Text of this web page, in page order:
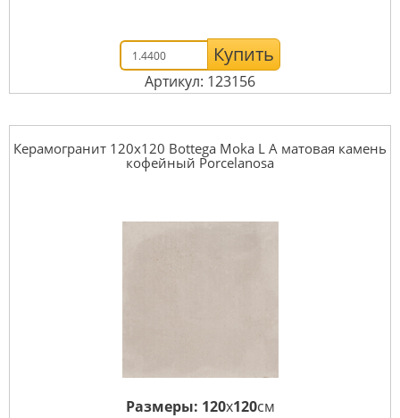
Купить
Артикул: 123156
Керамогранит 120x120 Bottega Moka L A матовая камень
кофейный Porcelanosa
Размеры: 120x120см